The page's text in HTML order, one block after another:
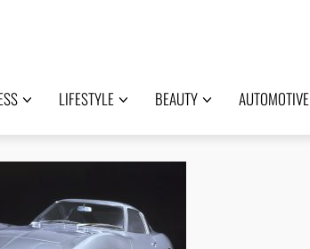
LIFESTYLE BEAUTY AUTOMOTIVE